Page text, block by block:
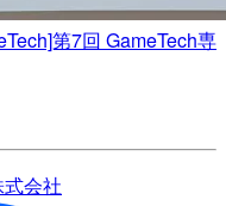
第7回 GameTech専
会社